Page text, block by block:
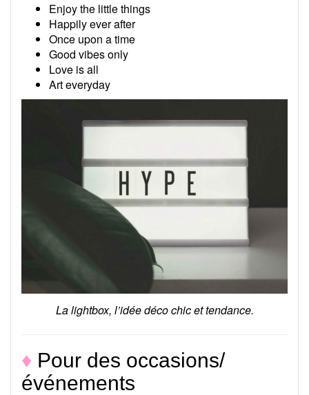
Enjoy the little things
Happily ever after
Once upon a time
Good vibes only
Love is all
Art everyday
La lightbox, l’idée déco chic et tendance.
♦ Pour des occasions/
événements